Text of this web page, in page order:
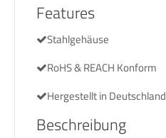
Features
Stahlgehäuse
RoHS & REACH Konform
Hergestellt in Deutschland
Beschreibung